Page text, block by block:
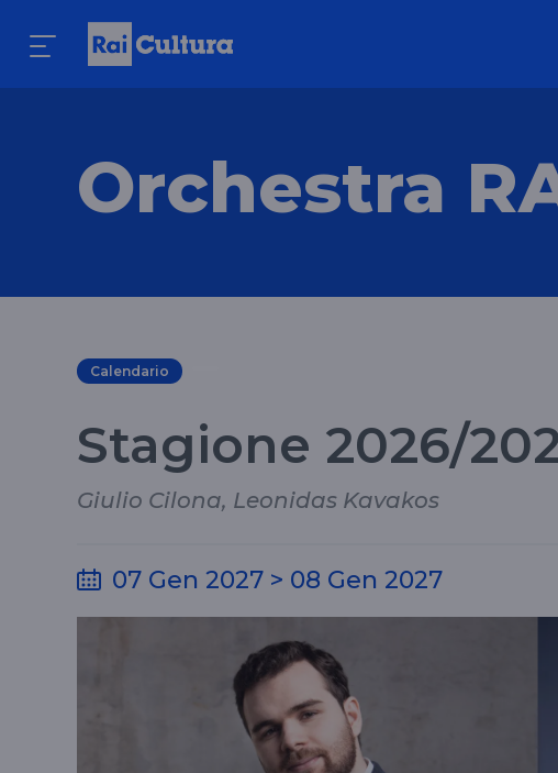
Orchestra
Calendario
Stagione 2026/
Giulio Cilona, Leonidas Kavakos
07 Gen 2027 > 08 Gen 2027